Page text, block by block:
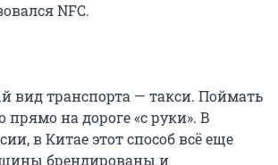
NFC.
вид транспорта — такси. Поймать
на дороге «с руки». В
в Китае этот способ всё еще
брендированы и